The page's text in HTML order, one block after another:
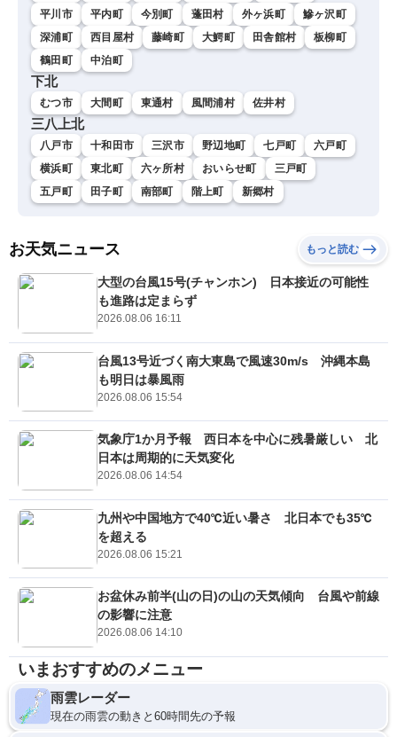
平川市 平内町 今別町 蓬田村 外ヶ浜町
鰺ヶ沢町
深浦町
西目屋村 藤崎町 大鰐町 田舎館村
板柳町
鶴田町
中泊町
下北
むつ市 大間町 東通村 風間浦村 佐井村
三八上北
八戸市 十和田市 三沢市 野辺地町 七戸町
六戸町
横浜町
東北町 六ヶ所村 おいらせ町
三戸町
五戸町
田子町 南部町 階上町 新郷村
お天気ニュース もっと読む
大型の台風15号(チャンホン) 日本接近の可能性
も進路は定まらず
2026.08.06 16:11
台風13号近づく南大東島で風速30m/s 沖縄本島
も明日は暴風雨
2026.08.06 15:54
気象庁1か月予報 西日本を中心に残暑厳しい 北
日本は周期的に天気変化
2026.08.06 14:54
九州や中国地方で40℃近い暑さ 北日本でも35℃
を超える
2026.08.06 15:21
お盆休み前半(山の日)の山の天気傾向 台風や前線
の影響に注意
2026.08.06 14:10
いまおすすめのメニュー
雨雲レーダー
現在の雨雲の動きと60時間先の予報